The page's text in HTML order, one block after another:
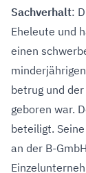
Sachverhalt:
Eheleute und
einen
betrug und
geboren war.
beteiligt.
an der B-